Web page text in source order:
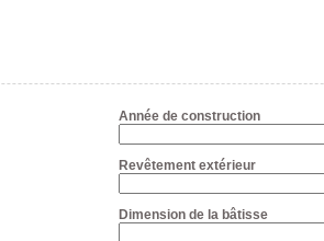
Année de construction
Revêtement extérieur
Dimension de la bâtisse